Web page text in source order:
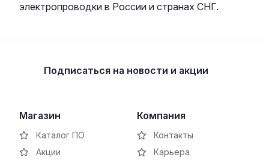
электропроводки в России и странах СНГ.
Подписаться на новости и акции
Магазин
Каталог ПО
Акции
Компания
Контакты
Карьера